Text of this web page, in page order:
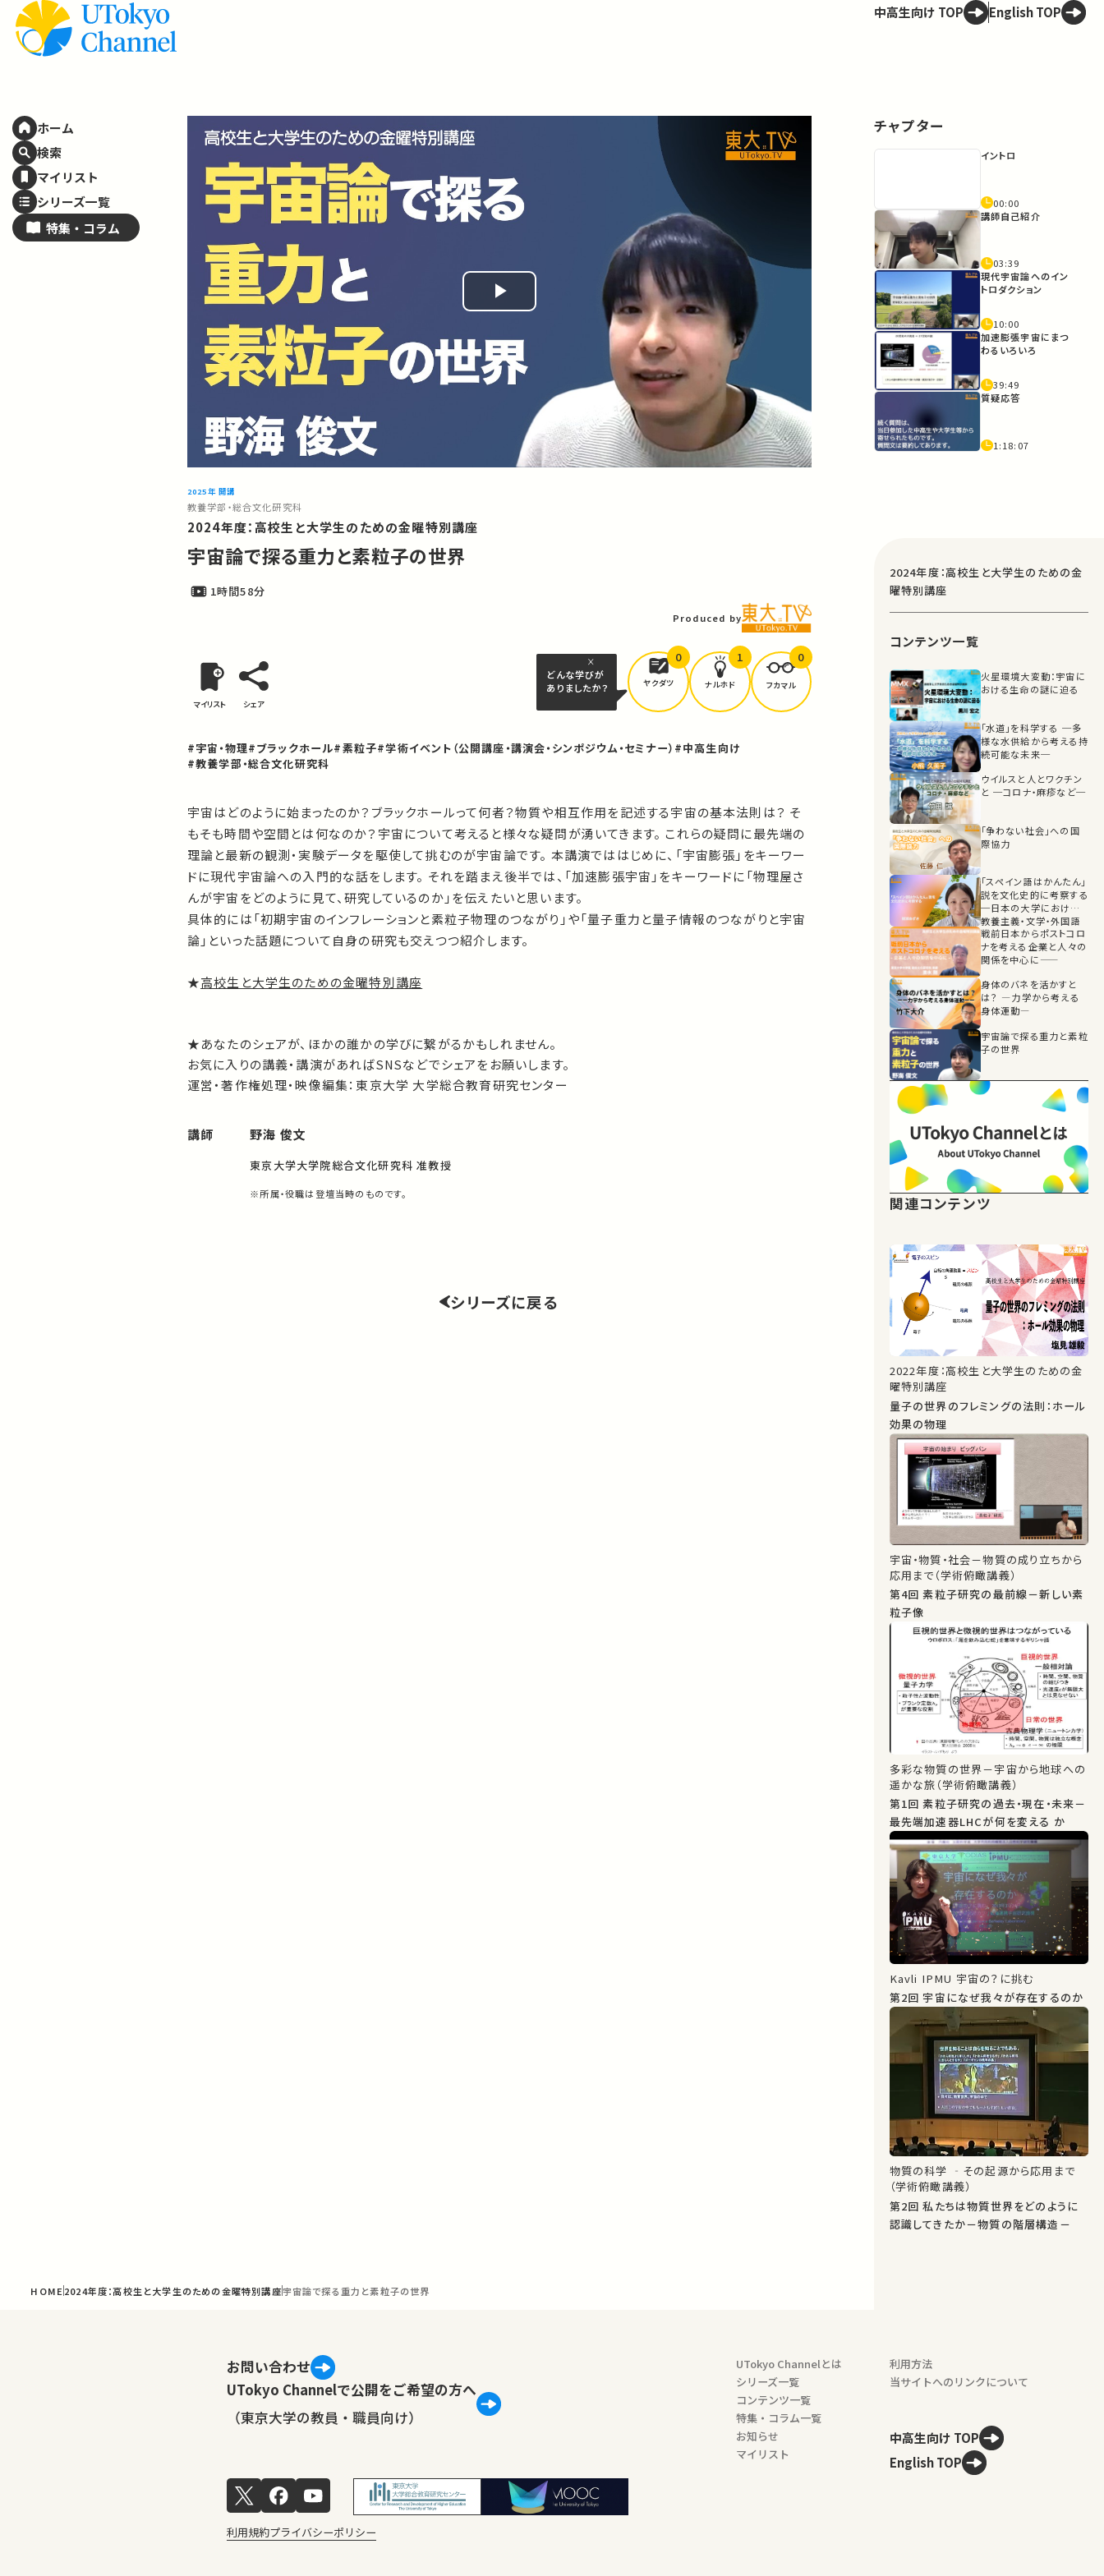
ホーム
検索
マイリスト
シリーズ一覧
特集・ コラム
中高生向け TOP English TOP
Play
Video
2025年 開講
教養学部・総合文化研究科
2024年度：高校生と大学生のための金曜特別講座
宇宙論で探る重力と素粒子の世界
1時間58分
Produced by
マイリスト シェア
どんな学びが
ありましたか？
ヤクダツ
0
ナルホド
1
フカマル
0
#宇宙・物理#ブラックホール#素粒子#学術イベント（公開講座・講演会・シンポジウム・セミナー） #中高生向け
#教養学部・総合文化研究科
宇宙はどのように始まったのか？ブラックホールって何者？物質や相互作用を記述する宇宙の基本法則は？ そ
もそも時間や空間とは何なのか？宇宙について考えると様々な疑問が湧いてきます。 これらの疑問に最先端の
理論と最新の観測・実験データを駆使して挑むのが宇宙論です。 本講演でははじめに、「宇宙膨張」をキーワー
ドに現代宇宙論への入門的な話をします。 それを踏まえ後半では、「加速膨張宇宙」をキーワードに「物理屋さ
んが宇宙をどのように見て、研究しているのか」を伝えたいと思います。
具体的には「初期宇宙のインフレーションと素粒子物理のつながり」や「量子重力と量子情報のつながりと宇宙
論」といった話題について自身の研究も交えつつ紹介します。
★高校生と大学生のための金曜特別講座
★あなたのシェアが、ほかの誰かの学びに繋がるかもしれません。
お気に入りの講義・講演があればSNSなどでシェアをお願いします。
運営・著作権処理・映像編集：東京大学 大学総合教育研究センター
講師 野海 俊文
東京大学大学院総合文化研究科 准教授
※所属・役職は登壇当時のものです。
シリーズに戻る
HOME 2024年度：高校生と大学生のための金曜特別講座宇宙論で探る重力と素粒子の世界
チャプター
イントロ
00:00
講師自己紹介
03:39
現代宇宙論へのイン
トロダクション
10:00
加速膨張宇宙にまつ
わるいろいろ
39:49
質疑応答
1:18:07
2024年度：高校生と大学生のための金
曜特別講座
コンテンツ一覧
火星環境大変動：宇宙に
おける生命の謎に迫る
「水道」を科学する ─多
様な水供給から考える持
続可能な未来─
ウイルスと人とワクチン
と ─コロナ・麻疹など─
「争わない社会」への国
際協力
「スペイン語はかんたん」
説を文化史的に考察する
─日本の大学における
教養主義・文学・外国語
戦前日本からポストコロ
ナを考える――企業と人々の
関係を中心に――
身体のバネを活かすと
は？ ―力学から考える
身体運動―
宇宙論で探る重力と素粒
子の世界
関連コンテンツ
2022年度：高校生と大学生のための金
曜特別講座
量子の世界のフレミングの法則：ホール
効果の物理
宇宙・物質・社会－物質の成り立ちから
応用まで（学術俯瞰講義）
第4回 素粒子研究の最前線－新しい素
粒子像
多彩な物質の世界－宇宙から地球への
遥かな旅（学術俯瞰講義）
第1回 素粒子研究の過去・現在・未来－
最先端加速器LHCが何を変える か
Kavli IPMU 宇宙の？に挑む
第2回 宇宙になぜ我々が存在するのか
物質の科学 ‐その起源から応用まで
（学術俯瞰講義）
第2回 私たちは物質世界をどのように
認識してきたか－物質の階層構造－
お問い合わせ
UTokyo Channelで公開をご希望の方へ
（東京大学の教員・職員向け）
UTokyo Channelとは
シリーズ一覧
コンテンツ一覧
特集・コラム一覧
お知らせ
マイリスト
利用方法
当サイトへのリンクについて
中高生向け TOP
English TOP
利用規約プライバシーポリシー